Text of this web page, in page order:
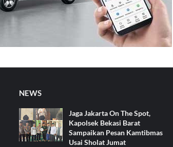
NEWS
Jaga Jakarta On The Spot,
Kapolsek Bekasi Barat
Sampaikan Pesan Kamtibmas
Usai Sholat Jumat